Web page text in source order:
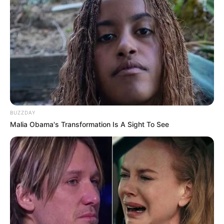
Foto: Fernando Oliveira | Revista Artesanato
A cola spray ainda não é muito conhecida aqui no
Brasil. Mas, pela maior facilidade de uso,
promete agilizar a vida do artesão e de
decoradores de festa.
Essa cola adere em superfícies variadas, como
metal, papel e tecido, sendo recomendada para
aplicações que necessitam de rapidez e precisão.
Esse tipo de cola está disponível nas versões
permanente e reposicionável.
Vantagens
BUZZDAY
Malia Obama's Transformation Is A Sight To See